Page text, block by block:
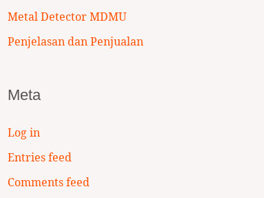
Metal Detector MDMU
Penjelasan dan Penjualan
Meta
Log in
Entries feed
Comments feed